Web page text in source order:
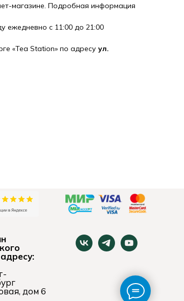
магазине. Подробная информация
ежедневно с 11:00 до 21:00
«Tea Station» по адресу ул.
дом 6